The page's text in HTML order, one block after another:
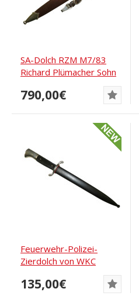
SA-Dolch RZM M7/83
Richard Plümacher Sohn
790,00€
Feuerwehr-Polizei-
Zierdolch von WKC
135,00€